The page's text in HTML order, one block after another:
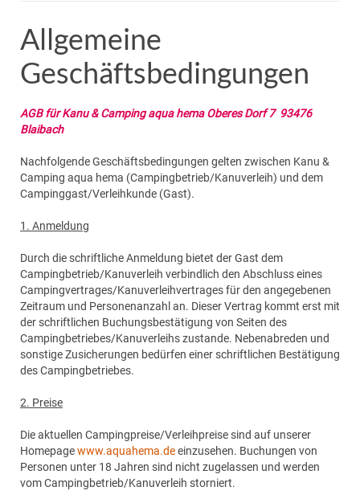
Allgemeine
Geschäftsbedingungen
AGB für Kanu & Camping aqua hema Oberes Dorf 7 93476
Blaibach
Nachfolgende Geschäftsbedingungen gelten zwischen Kanu &
Camping aqua hema (Campingbetrieb/Kanuverleih) und dem
Campinggast/Verleihkunde (Gast).
1. Anmeldung
Durch die schriftliche Anmeldung bietet der Gast dem
Campingbetrieb/Kanuverleih verbindlich den Abschluss eines
Campingvertrages/Kanuverleihvertrages für den angegebenen
Zeitraum und Personenanzahl an. Dieser Vertrag kommt erst mit
der schriftlichen Buchungsbestätigung von Seiten des
Campingbetriebes/Kanuverleihs zustande. Nebenabreden und
sonstige Zusicherungen bedürfen einer schriftlichen Bestätigung
des Campingbetriebes.
2. Preise
Die aktuellen Campingpreise/Verleihpreise sind auf unserer
Homepagewww.aquahema.deeinzusehen. Buchungen von
Personen unter 18 Jahren sind nicht zugelassen und werden
vom Campingbetrieb/Kanuverleih storniert.